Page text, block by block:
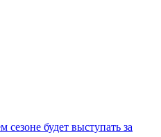
будет выступать за